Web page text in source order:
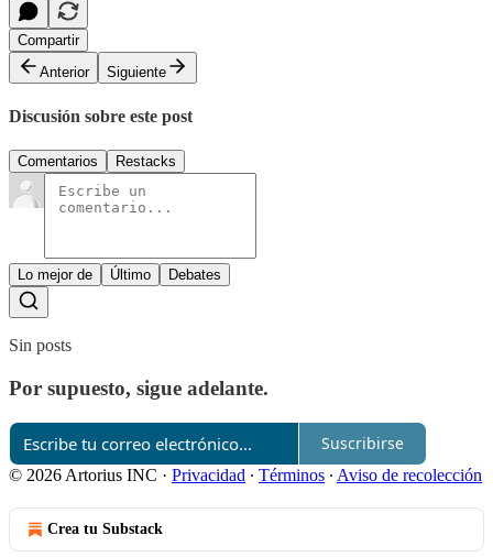
Compartir
Anterior
Siguiente
Discusión sobre este post
Comentarios Restacks
Lo mejor de Último Debates
Sin posts
Por supuesto, sigue adelante.
Suscribirse
© 2026 Artorius INC · Privacidad ∙ Términos ∙ Aviso de recolección
Crea tu Substack